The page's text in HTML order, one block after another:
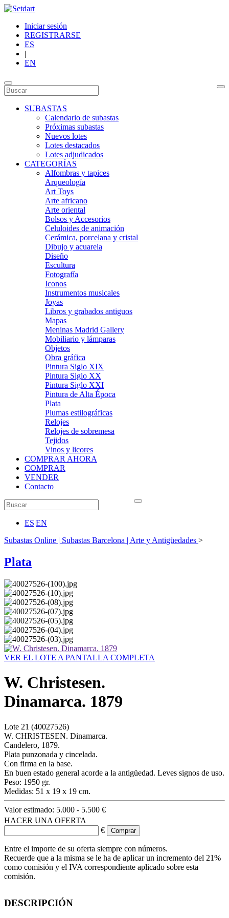
Iniciar sesión
REGISTRARSE
ES
|
EN
SUBASTAS
Calendario de subastas
Próximas subastas
Nuevos lotes
Lotes destacados
Lotes adjudicados
CATEGORÍAS
Alfombras y tapices
Arqueología
Art Toys
Arte africano
Arte oriental
Bolsos y Accesorios
Celuloides de animación
Cerámica, porcelana y cristal
Dibujo y acuarela
Diseño
Escultura
Fotografía
Iconos
Instrumentos musicales
Joyas
Libros y grabados antiguos
Mapas
Meninas Madrid Gallery
Mobiliario y lámparas
Objetos
Obra gráfica
Pintura Siglo XIX
Pintura Siglo XX
Pintura Siglo XXI
Pintura de Alta Época
Plata
Plumas estilográficas
Relojes
Relojes de sobremesa
Tejidos
Vinos y licores
COMPRAR AHORA
COMPRAR
VENDER
Contacto
ES|EN
Subastas Online | Subastas Barcelona | Arte y Antigüedades >
Plata
VER EL LOTE A PANTALLA COMPLETA
W. Christesen.
Dinamarca. 1879
Lote 21 (40027526)
W. CHRISTESEN. Dinamarca.
Candelero, 1879.
Plata punzonada y cincelada.
Con firma en la base.
En buen estado general acorde a la antigüedad. Leves signos de uso.
Peso: 1950 gr.
Medidas: 51 x 19 x 19 cm.
Valor estimado: 5.000 - 5.500 €
HACER UNA OFERTA
€
Entre el importe de su oferta siempre con números.
Recuerde que a la misma se le ha de aplicar un incremento del 21%
como comisión y el IVA correspondiente aplicado sobre esta
comisión.
DESCRIPCIÓN